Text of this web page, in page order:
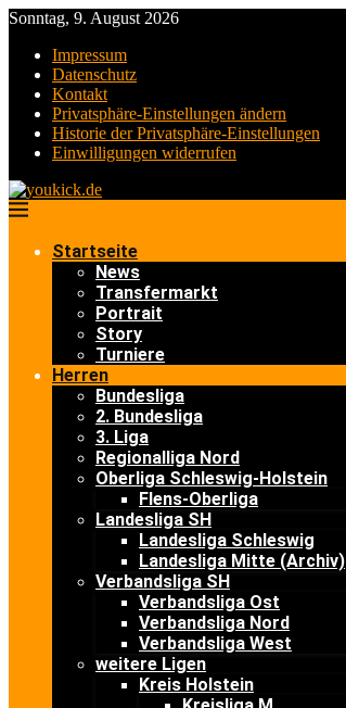
Sonntag, 9. August 2026
Impressum
Datenschutz
Kontakt
Privatsphäre-Einstellungen ändern
Historie der Privatsphäre-Einstellungen
Einwilligungen widerrufen
Startseite
News
Transfermarkt
Portrait
Story
Turniere
Herren
Bundesliga
2. Bundesliga
3. Liga
Regionalliga Nord
Oberliga Schleswig-Holstein
Flens-Oberliga
Landesliga SH
Landesliga Schleswig
Landesliga Mitte (Archiv)
Verbandsliga SH
Verbandsliga Ost
Verbandsliga Nord
Verbandsliga West
weitere Ligen
Kreis Holstein